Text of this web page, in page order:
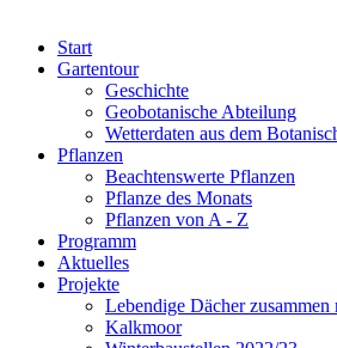
Start
Gartentour
Geschichte
Geobotanische Abteilung
Wetterdaten aus dem
Pflanzen
Beachtenswerte Pflanzen
Pflanze des Monats
Pflanzen von A - Z
Programm
Aktuelles
Projekte
Lebendige Dächer
Kalkmoor